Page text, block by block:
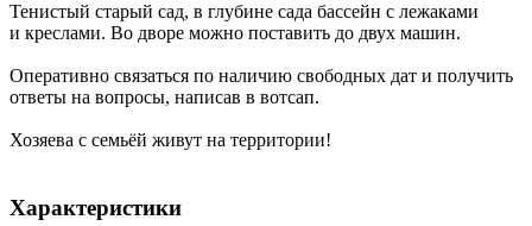
Тенистый старый сад, в глубине сада бассейн с лежаками
и креслами. Во дворе можно поставить до двух машин.
Оперативно связаться по наличию свободных дат и получить
ответы на вопросы, написав в вотсап.
Хозяева с семьёй живут на территории!
Характеристики